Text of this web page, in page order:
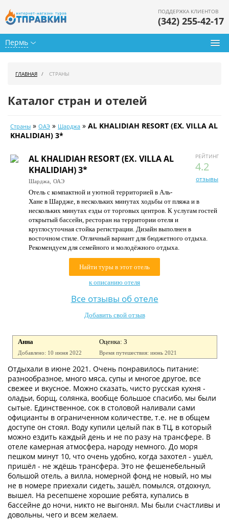
Пермь
ПОДДЕРЖКА КЛИЕНТОВ
(342) 255-42-17
Календарь туров
Цены дня
Страны
Как купить
О нас
Контакты
ГЛАВНАЯ СТРАНЫ
Каталог стран и отелей
Страны » ОАЭ » Шарджа » AL KHALIDIAH RESORT (EX. VILLA AL
KHALIDIAH) 3*
РЕЙТИНГ
4.2
отзывы
AL KHALIDIAH RESORT (EX. VILLA AL
KHALIDIAH) 3*
Шарджа, ОАЭ
Отель с компактной и уютной территорией в Аль-
Хане в Шардже, в нескольких минутах ходьбы от пляжа и в
нескольких минутах езды от торговых центров. К услугам гостей
открытый бассейн, ресторан на территории отеля и
круглосуточная стойка регистрации. Дизайн выполнен в
восточном стиле. Отличный вариант для бюджетного отдыха.
Рекомендуем для семейного и молодёжного отдыха.
Найти туры в этот отель
к описанию отеля
Все отзывы об отеле
Добавить свой отзыв
Анна Оценка: 3
Добавлено: 10 июня 2022 Время путешествия: июнь 2021
Отдыхали в июне 2021. Очень понравилось питание:
разнообразное, много мяса, супы и многое другое, все
свежее и вкусное. Можно сказать, чисто русская кухня -
оладьи, борщ, солянка, вообще большое спасибо, мы были
сытые. Единственное, сок в столовой наливали сами
официанты в ограниченном количестве, т.е. не в общем
доступе он стоял. Воду купили целый пак в ТЦ, в который
можно ездить каждый день и не по разу на трансфере. В
отеле камерная атмосфера, народу немного. До моря
пешком минут 10, что очень удобно, когда захотел - ушёл,
пришёл - не ждёшь трансфера. Это не фешенебельный
большой отель, а вилла, номерной фонд не новый, но мы
не в номере приехали сидеть, зашёл, помылся, отдохнул,
вышел. На ресепшене хорошие ребята, купались в
бассейне до ночи, никто не выгонял. Мы были счастливы и
довольны, чего и всем желаем.